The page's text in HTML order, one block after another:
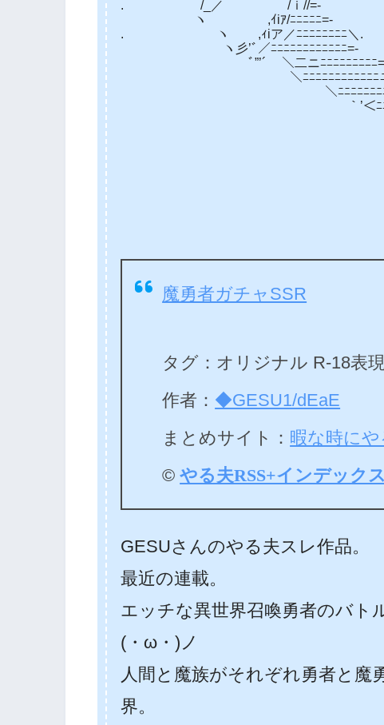
. /_／ /ｉ//=-
ヽ ,ｲiｱ/ﾆﾆﾆﾆﾆ=- |./
. ヽ ,ｨiア／ﾆﾆﾆﾆﾆ
ヽ彡’ﾞ／ﾆﾆﾆﾆﾆﾆﾆﾆ
ﾞ”’´ ＼二ニﾆﾆﾆﾆﾆﾆﾆﾆﾆ
＼ﾆﾆﾆﾆﾆﾆﾆﾆﾆﾆﾆﾆニ
＼ﾆﾆﾆﾆﾆﾆﾆﾆﾆﾆﾆﾆ.∧.
｀’＜ﾆﾆﾆﾆﾆﾆﾆﾆﾆﾆﾆ
｀’＜ﾆﾆﾆﾆﾆﾆﾆﾆﾆﾆ＼ ＼: :
｀’＜ﾆﾆﾆﾆﾆﾆﾆﾆニ
｀’＜ﾆﾆﾆﾆﾆﾆﾆﾆ二∧
｀’＜ﾆﾆ二二二|
｀’＜ﾆﾆﾆ-| |.
｀”＜i| |ﾐh､ ’,
ヽ|､`”ミh、’,
魔勇者ガチャSSR
タグ：オリジナル R-18表
作者： ◆GESU1/dEaE
まとめサイト： 暇な時に
©やる夫RSS+インデックス
GESUさんのやる夫スレ作品。
最近の連載。
エッチな異世界召喚勇者のバト
(・ω・)ノ
人間と魔族がそれぞれ勇者と魔
界。